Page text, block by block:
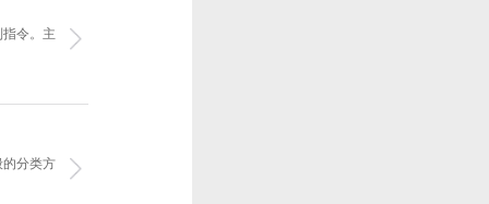
令。主
分类方